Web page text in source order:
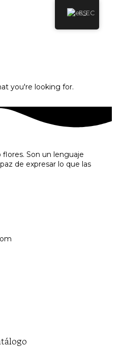
you're looking for.
flores. Son un lenguaje
de expresar lo que las
ES